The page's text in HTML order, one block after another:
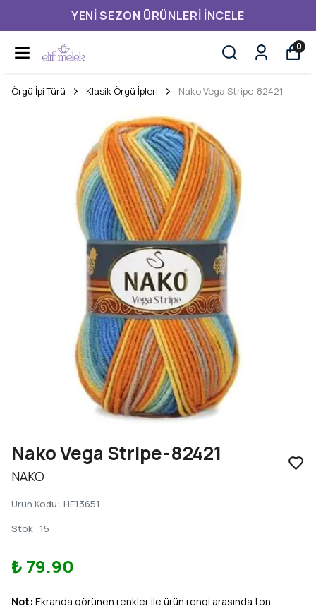
YENI SEZON ÜRÜNLERI İNCELE
0
Örgü İpi Türü Klasik Örgü İpleri Nako Vega Stripe-82421
Nako Vega Stripe-82421
NAKO
Ürün Kodu: HE13651
Stok: 15
₺ 79.90
Not: Ekranda görünen renkler ile ürün rengi arasında ton